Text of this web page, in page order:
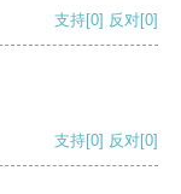
支持[0] 反对[0]
支持[0] 反对[0]